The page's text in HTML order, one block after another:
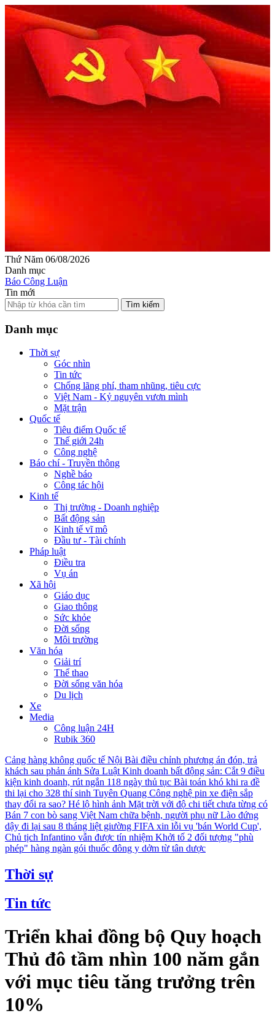
Thứ Năm 06/08/2026
Danh mục
Báo Công Luận
Tin mới
Tìm kiếm
Danh mục
Thời sự
Góc nhìn
Tin tức
Chống lãng phí, tham nhũng, tiêu cực
Việt Nam - Kỷ nguyên vươn mình
Mặt trận
Quốc tế
Tiêu điểm Quốc tế
Thế giới 24h
Công nghệ
Báo chí - Truyền thông
Nghề báo
Công tác hội
Kinh tế
Thị trường - Doanh nghiệp
Bất động sản
Kinh tế vĩ mô
Đầu tư - Tài chính
Pháp luật
Điều tra
Vụ án
Xã hội
Giáo dục
Giao thông
Sức khỏe
Đời sống
Môi trường
Văn hóa
Giải trí
Thể thao
Đời sống văn hóa
Du lịch
Xe
Media
Công luận 24H
Rubik 360
Cảng hàng không quốc tế Nội Bài điều chỉnh phương án đón, trả
khách sau phản ánh Sửa Luật Kinh doanh bất động sản: Cắt 9 điều
kiện kinh doanh, rút ngắn 118 ngày thủ tục Bài toán khó khi ra đề
thi lại cho 328 thí sinh Tuyên Quang Công nghệ pin xe điện sắp
thay đổi ra sao? Hé lộ hình ảnh Mặt trời với độ chi tiết chưa từng có
Bán 7 con bò sang Việt Nam chữa bệnh, người phụ nữ Lào đứng
dậy đi lại sau 8 tháng liệt giường FIFA xin lỗi vụ 'bán World Cup',
Chủ tịch Infantino vẫn được tín nhiệm Khởi tố 2 đối tượng "phù
phép" hàng ngàn gói thuốc đông y dởm từ tân dược
Thời sự
Tin tức
Triển khai đồng bộ Quy hoạch
Thủ đô tầm nhìn 100 năm gắn
với mục tiêu tăng trưởng trên
10%